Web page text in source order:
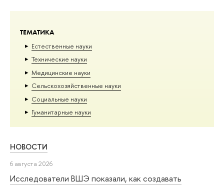
ТЕМАТИКА
Естественные науки
Тех­ничес­кие науки
Медицинские науки
Сельскохозяйственные науки
Социальные науки
Гуманитарные науки
НОВОСТИ
6 августа 2026
Исследователи ВШЭ показали, как создавать